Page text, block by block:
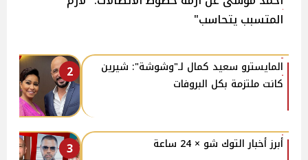
المتسبب يتحاسب"
2
المايسترو سعيد كمال لـ"وشوشة": شيرين
كانت ملتزمة بكل البروفات
3 أبرز أخبار التوك شو × 24 ساعة